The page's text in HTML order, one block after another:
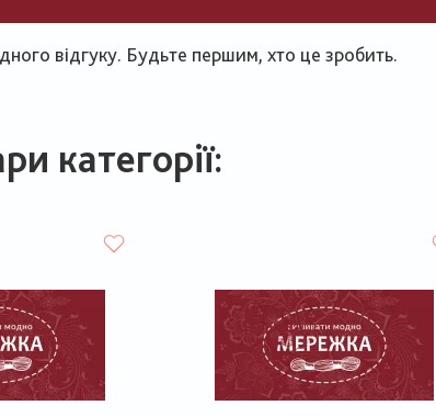
відгуку. Будьте першим, хто це зробить.
категорії: